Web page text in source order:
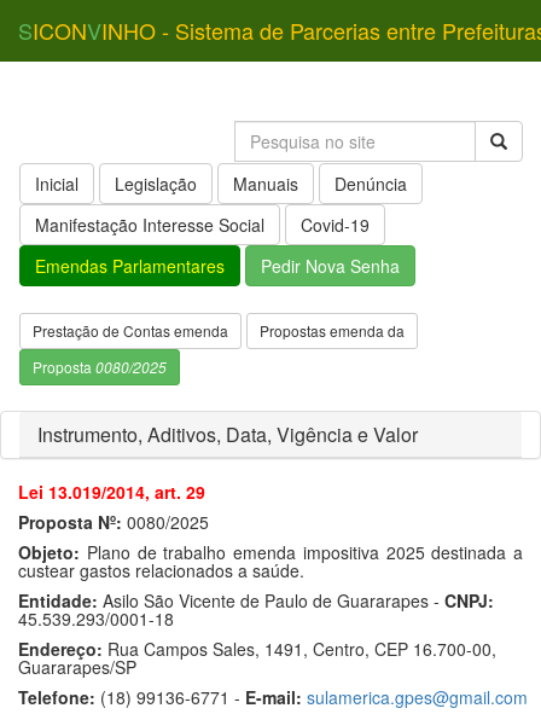
SICONVINHO - Sistema de Parcerias entre
Inicial Legislação Manuais
Denúncia
Manifestação Interesse Social
Covid-19
Emendas Parlamentares
Pedir Nova Senha
Prestação de Contas emenda
Propostas emenda da
Proposta 0080/2025
Instrumento, Aditivos, Data, Vigência e Valor
Lei 13.019/2014, art. 29
Proposta Nº: 0080/2025
Objeto: Plano de trabalho emenda impositiva 2025 destinada a
custear gastos relacionados a saúde.
Entidade: Asilo São Vicente de Paulo de Guararapes - CNPJ:
45.539.293/0001-18
Endereço: Rua Campos Sales, 1491, Centro, CEP 16.700-00,
Guararapes/SP
Telefone: (18) 99136-6771 - E-mail: sulamerica.gpes@gmail.com